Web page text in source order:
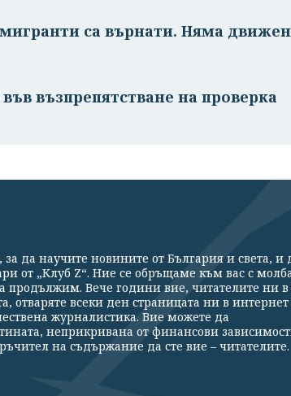
са върнати. Няма
възпрепятстване на проверка
да научите новините от България и света, и
от „Клуб Z“. Ние се обръщаме към вас с
продължим. Вече години вие, читателите ни в
отваряте всеки ден страницата ни в интернет
журналистика. Вие можете да
неприкривана от финансови
на съдържание да сте вие – читателите.